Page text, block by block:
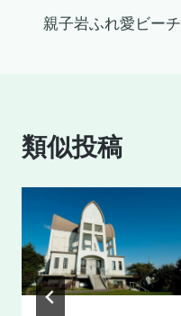
稿
ゲ
ー
シ
ョ
ン
親子岩ふれ愛ビーチ
類似投稿